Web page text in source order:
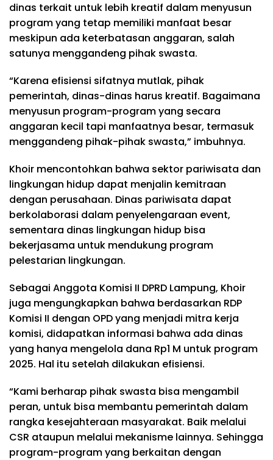
dinas terkait untuk lebih kreatif dalam menyusun
program yang tetap memiliki manfaat besar
meskipun ada keterbatasan anggaran, salah
satunya menggandeng pihak swasta.
“Karena efisiensi sifatnya mutlak, pihak
pemerintah, dinas-dinas harus kreatif. Bagaimana
menyusun program-program yang secara
anggaran kecil tapi manfaatnya besar, termasuk
menggandeng pihak-pihak swasta,” imbuhnya.
Khoir mencontohkan bahwa sektor pariwisata dan
lingkungan hidup dapat menjalin kemitraan
dengan perusahaan. Dinas pariwisata dapat
berkolaborasi dalam penyelengaraan event,
sementara dinas lingkungan hidup bisa
bekerjasama untuk mendukung program
pelestarian lingkungan.
Sebagai Anggota Komisi II DPRD Lampung, Khoir
juga mengungkapkan bahwa berdasarkan RDP
Komisi II dengan OPD yang menjadi mitra kerja
komisi, didapatkan informasi bahwa ada dinas
yang hanya mengelola dana Rp1 M untuk program
2025. Hal itu setelah dilakukan efisiensi.
“Kami berharap pihak swasta bisa mengambil
peran, untuk bisa membantu pemerintah dalam
rangka kesejahteraan masyarakat. Baik melalui
CSR ataupun melalui mekanisme lainnya. Sehingga
program-program yang berkaitan dengan